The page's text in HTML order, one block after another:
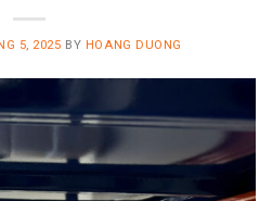
5, 2025 BY HOANG DUONG